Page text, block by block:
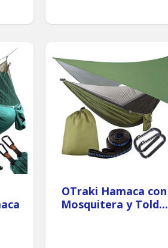
OTraki Hamaca con
Mosquitera y Told...